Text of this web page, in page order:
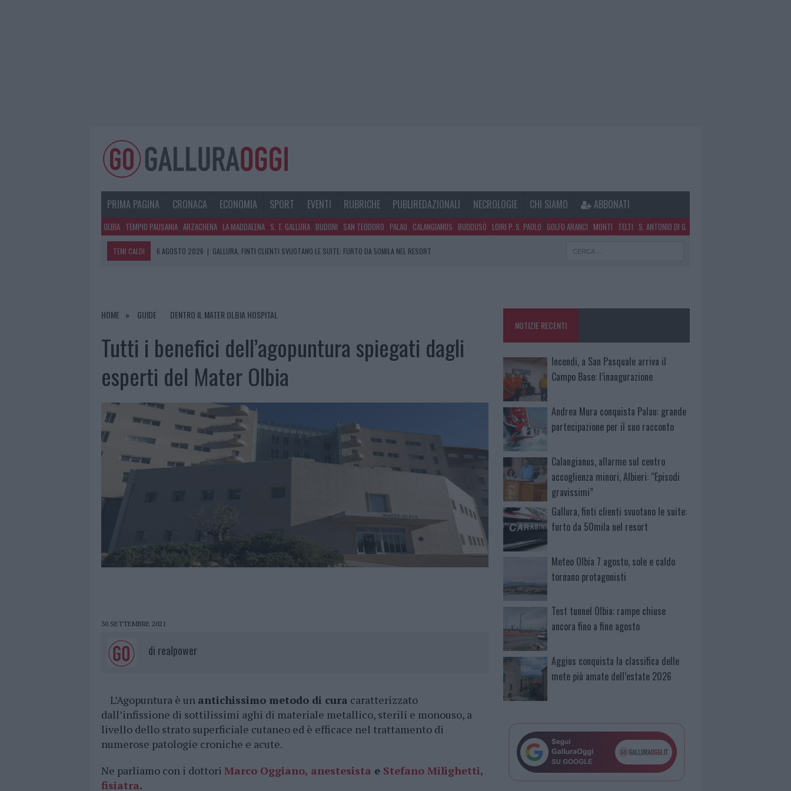
PRIMA PAGINA CRONACA ECONOMIA SPORT EVENTI RUBRICHE PUBLIREDAZIONALI NECROLOGIE CHI SIAMO ABBONATI
OLBIA TEMPIO PAUSANIA ARZACHENA LA MADDALENA S. T. GALLURA BUDONI SAN TEODORO PALAU CALANGIANUS BUDDUSÒ LOIRI P. S. PAOLO GOLFO ARANCI MONTI TELTI S. ANTONIO DI G.
TEMI CALDI 6 AGOSTO 2026 | GALLURA, FINTI CLIENTI SVUOTANO LE SUITE: FURTO DA 50MILA NEL RESORT
6 AGOSTO 2026
ANDREA MURA CONQUISTA PALAU: GRANDE PARTECIPAZIONE PER IL SUO RACCONTO
HOME GUIDE DENTRO IL MATER OLBIA HOSPITAL
Tutti i benefici dell’agopuntura spiegati dagli
esperti del Mater Olbia
30 SETTEMBRE 2021
di realpower
L’Agopuntura è un antichissimo metodo di cura caratterizzato
dall’infissione di sottilissimi aghi di materiale metallico, sterili e monouso, a
livello dello strato superficiale cutaneo ed è efficace nel trattamento di
numerose patologie croniche e acute.
Ne parliamo con i dottori Marco Oggiano, anestesista e Stefano Milighetti,
fisiatra.
NOTIZIE RECENTI
Incendi, a San Pasquale arriva il
Campo Base: l’inaugurazione
Andrea Mura conquista Palau: grande
partecipazione per il suo racconto
Calangianus, allarme sul centro
accoglienza minori, Albieri: “Episodi
gravissimi”
Gallura, finti clienti svuotano le suite:
furto da 50mila nel resort
Meteo Olbia 7 agosto, sole e caldo
tornano protagonisti
Test tunnel Olbia: rampe chiuse
ancora fino a fine agosto
Aggius conquista la classifica delle
mete più amate dell’estate 2026